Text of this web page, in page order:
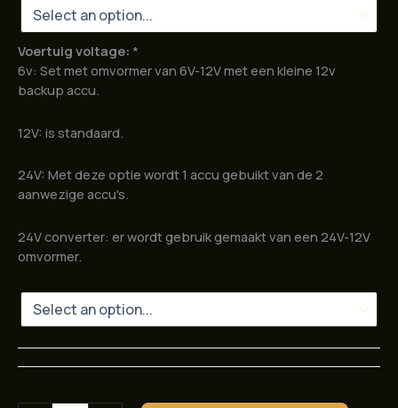
Voertuig voltage: *
6v: Set met omvormer van 6V-12V met een kleine 12v
backup accu.
12V: is standaard.
24V: Met deze optie wordt 1 accu gebuikt van de 2
aanwezige accu's.
24V converter: er wordt gebruik gemaakt van een 24V-12V
omvormer.